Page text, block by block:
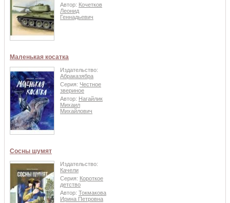
Автор: Кочетков
Леонид
Геннадьевич
Маленькая косатка
Издательство:
Абраказябра
Серия: Честное
звериное
Автор: Нагайлик
Михаил
Михайлович
Сосны шумят
Издательство:
Качели
Серия: Короткое
детство
Автор: Токмакова
Ирина Петровна